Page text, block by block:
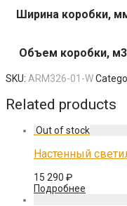
Ширина коробки,
Объем коробки, м3
SKU: ARM326-01-W
Related products
Настенный
15 290 ₽
Подробнее